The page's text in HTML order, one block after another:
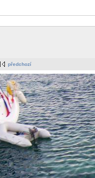
předchozí